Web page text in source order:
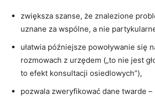
zwiększa szanse, że znalezione
uznane za wspólne, a nie
ułatwia późniejsze powoływanie się
rozmowach z urzędem („to nie jest
to efekt konsultacji osiedlowych”),
pozwala zweryfikować dane twarde –